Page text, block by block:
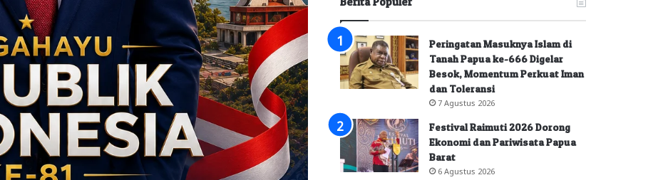
Peringatan Masuknya Islam di
Tanah Papua ke-666 Digelar
Besok, Momentum Perkuat Iman
dan Toleransi
7 Agustus 2026
Festival Raimuti 2026 Dorong
Ekonomi dan Pariwisata Papua
Barat
6 Agustus 2026